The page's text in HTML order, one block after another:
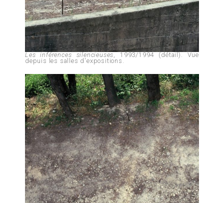
Les inférences silencieuses, 1993/1994 (détail). Vue
depuis les salles d'expositions.